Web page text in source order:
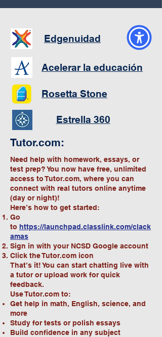
Edgenuidad
Acelerar la educación
Rosetta Stone
Estrella 360
Tutor.com:
Need help with homework, essays, or
test prep? You now have free, unlimited
access to Tutor.com, where you can
connect with real tutors online anytime
(day or night)!
Here’s how to get started:
Go
to https://launchpad.classlink.com/clack
amas
Sign in with your NCSD Google account
Click the Tutor.com icon
That’s it! You can start chatting live with
a tutor or upload work for quick
feedback.
Use Tutor.com to:
Get help in math, English, science, and
more
Study for tests or polish essays
Build confidence in any subject